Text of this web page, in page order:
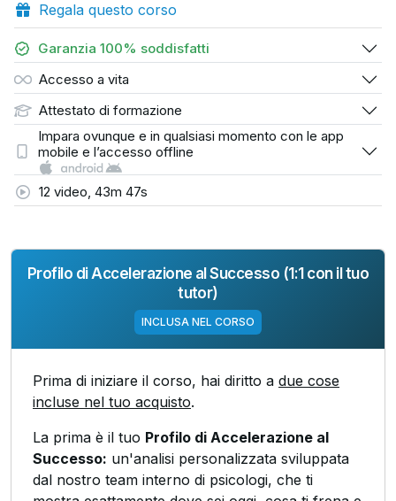
Regala questo corso
Garanzia 100% soddisfatti
Accesso a vita
Attestato di formazione
Impara ovunque e in qualsiasi momento con le app
mobile e l’accesso offline
12 video, 43m 47s
Profilo di Accelerazione al Successo (1:1 con il tuo
tutor)
INCLUSA NEL CORSO
Prima di iniziare il corso, hai diritto a due cose
incluse nel tuo acquisto.
La prima è il tuo Profilo di Accelerazione al
Successo: un'analisi personalizzata sviluppata
dal nostro team interno di psicologi, che ti